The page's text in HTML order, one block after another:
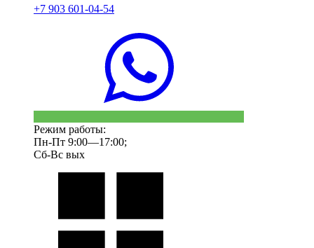
+7 903 601-04-54
Режим работы:
Пн-Пт 9:00—17:00;
Сб-Вс вых